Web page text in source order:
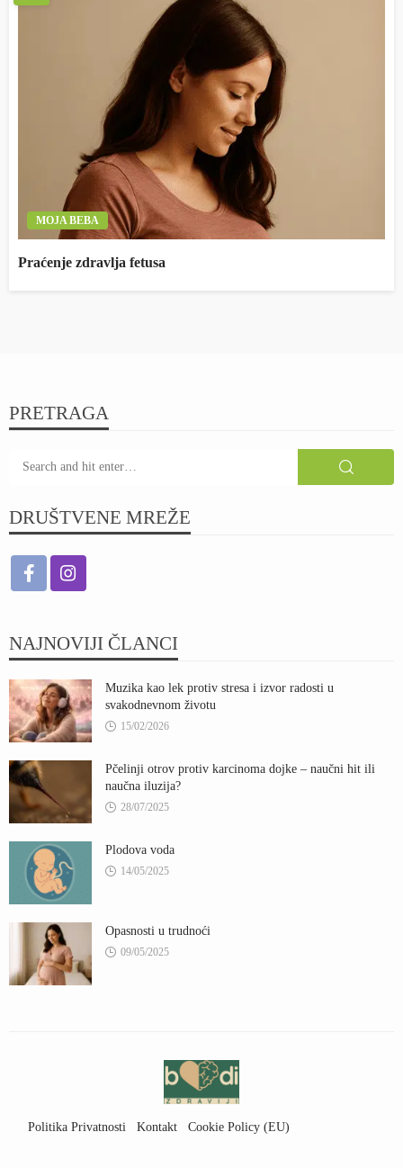
MOJA BEBA
Praćenje zdravlja fetusa
PRETRAGA
DRUŠTVENE MREŽE
NAJNOVIJI ČLANCI
Muzika kao lek protiv stresa i izvor radosti u
svakodnevnom životu
15/02/2026
Pčelinji otrov protiv karcinoma dojke – naučni hit ili
naučna iluzija?
28/07/2025
Plodova voda
14/05/2025
Opasnosti u trudnoći
09/05/2025
Politika Privatnosti Kontakt Cookie Policy (EU)